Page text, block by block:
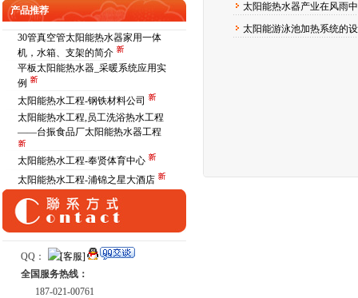
产品推荐
30管真空管太阳能热水器家用一体
机，水箱、支架的简介
平板太阳能热水器_采暖系统应用实
例
太阳能热水工程-钢铁材料公司
太阳能热水工程,员工洗浴热水工程
——台振食品厂太阳能热水器工程
太阳能热水工程-奉贤体育中心
太阳能热水工程-浦锦之星大酒店
QQ：
全国服务热线：
187-021-00761
太阳能热水器产业在风雨
太阳能游泳池加热系统的